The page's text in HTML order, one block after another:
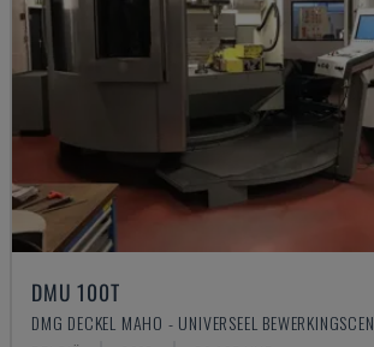
DMU 100T
DMG DECKEL MAHO - UNIVERSEEL